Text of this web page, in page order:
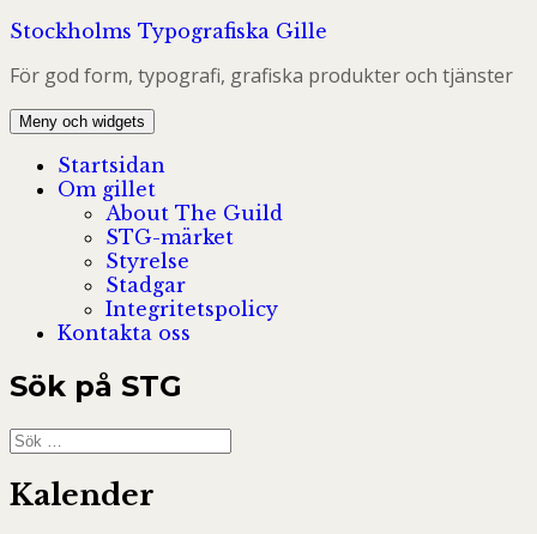
Hoppa
innehåll
Stockholms Typografiska Gille
För god form, typografi, grafiska produkter och tjänster
Meny och widgets
Startsidan
Om gillet
About The Guild
STG-märket
Styrelse
Stadgar
Integritetspolicy
Kontakta oss
Sök på STG
Sök
efter:
Kalender